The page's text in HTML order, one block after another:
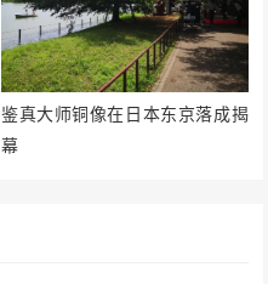
鉴真大师铜像在日本东京落成揭
幕